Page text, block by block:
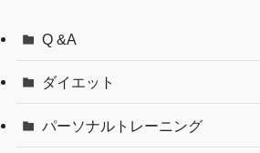
Q &A
ダイエット
パーソナルトレーニング